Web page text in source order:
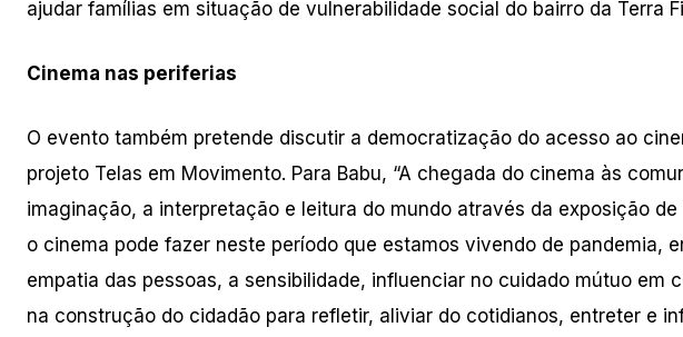
ajudar famílias em situação de vulnerabilidade social do bairro da Terra
Cinema nas periferias
O evento também pretende discutir a democratização do acesso ao
projeto Telas em Movimento. Para Babu, “A chegada do cinema às
imaginação, a interpretação e leitura do mundo através da exposição
o cinema pode fazer neste período que estamos vivendo de pandemia,
empatia das pessoas, a sensibilidade, influenciar no cuidado mútuo em
na construção do cidadão para refletir, aliviar do cotidianos, entreter e